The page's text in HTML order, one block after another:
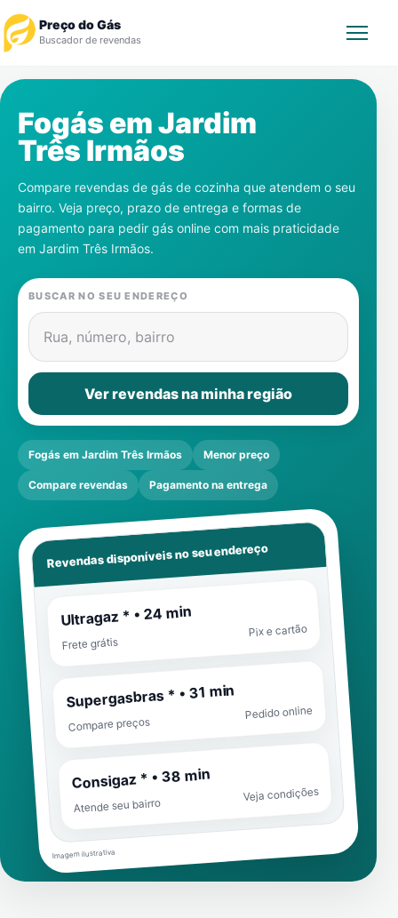
Preço do Gás
Buscador de revendas
Revendedor
Notícias
Cadastre-se
Gás
Contatos
Fogás emJardim
Três Irmãos
Compare revendas de gás de cozinha que atendem o seu
bairro. Veja preço, prazo de entrega e formas de
pagamento para pedir gás online com mais praticidade
em Jardim Três Irmãos.
BUSCAR NO SEU ENDEREÇO
Rua, número, bairro
Ver revendas na minha região
Fogás em Jardim Três Irmãos Menor preço
Compare revendas Pagamento na entrega
Revendas disponíveis no seu endereço
Ultragaz * • 24 min
Frete grátis
Pix e cartão
Supergasbras * • 31 min
Compare preços
Pedido online
Consigaz * • 38 min
Atende seu bairro
Veja condições
Imagem ilustrativa